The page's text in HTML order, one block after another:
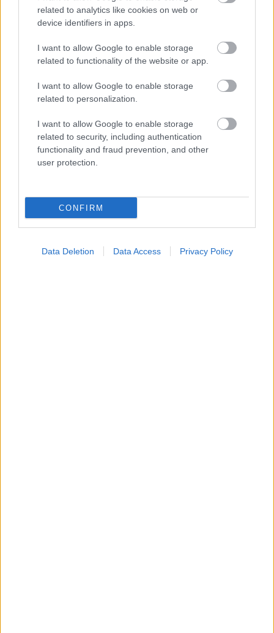
related to analytics like cookies on web or
device identifiers in apps.
I want to allow Google to enable storage
related to functionality of the website or app.
I want to allow Google to enable storage
related to personalization.
I want to allow Google to enable storage
related to security, including authentication
functionality and fraud prevention, and other
user protection.
CONFIRM
Data Deletion Data Access Privacy Policy
Νέο φάρμακο για την παχυσαρκία: Σημαντική
απώλεια βάρους με μία ένεση Mazdutide την